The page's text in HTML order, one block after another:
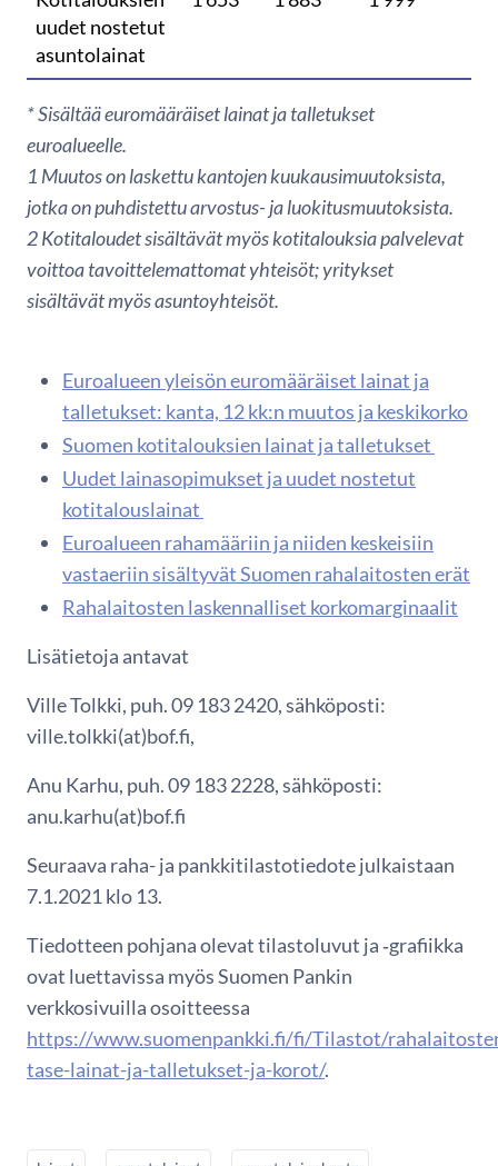
uudet nostetut
asuntolainat
* Sisältää euromääräiset lainat ja talletukset
euroalueelle.
1 Muutos on laskettu kantojen kuukausimuutoksista,
jotka on puhdistettu arvostus- ja luokitusmuutoksista.
2 Kotitaloudet sisältävät myös kotitalouksia palvelevat
voittoa tavoittelemattomat yhteisöt; yritykset
sisältävät myös asuntoyhteisöt.
Euroalueen yleisön euromääräiset lainat ja
talletukset: kanta, 12 kk:n muutos ja keskikorko
Suomen kotitalouksien lainat ja talletukset
Uudet lainasopimukset ja uudet nostetut
kotitalouslainat
Euroalueen rahamääriin ja niiden keskeisiin
vastaeriin sisältyvät Suomen rahalaitosten erät
Rahalaitosten laskennalliset korkomarginaalit
Lisätietoja antavat
Ville Tolkki, puh. 09 183 2420, sähköposti:
ville.tolkki(at)bof.fi,
Anu Karhu, puh. 09 183 2228, sähköposti:
anu.karhu(at)bof.fi
Seuraava raha- ja pankkitilastotiedote julkaistaan
7.1.2021 klo 13.
Tiedotteen pohjana olevat tilastoluvut ja ‑grafiikka
ovat luettavissa myös Suomen Pankin
verkkosivuilla osoitteessa
https://www.suomenpankki.fi/fi/Tilastot/
tase-lainat-ja-talletukset-ja-korot/.